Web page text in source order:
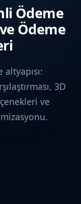
Ödeme
Ödeme
3D
ve